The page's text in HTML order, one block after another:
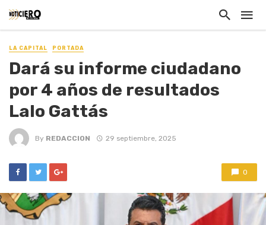
LA CAPITAL PORTADA
Dará su informe ciudadano
por 4 años de resultados
Lalo Gattás
By REDACCION 29 septiembre, 2025
0